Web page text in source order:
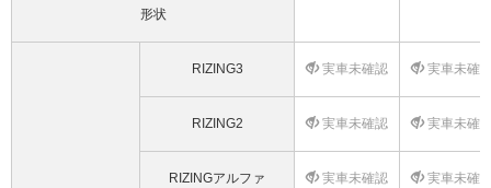
形状
RIZING3 実車未確認 実車未確
RIZING2 実車未確認 実車未確
RIZINGアルファ 実車未確認 実車未確